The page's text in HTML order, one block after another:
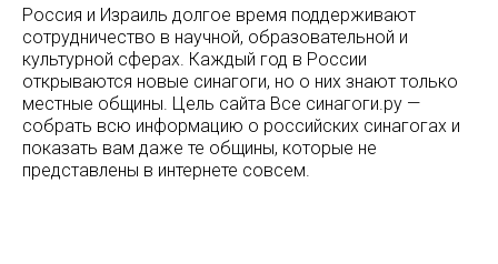
Россия и Израиль долгое время поддерживают
сотрудничество в научной, образовательной и
культурной сферах. Каждый год в России
открываются новые синагоги, но о них знают только
местные общины. Цель сайта Все синагоги.ру —
собрать всю информацию о российских синагогах и
показать вам даже те общины, которые не
представлены в интернете совсем.